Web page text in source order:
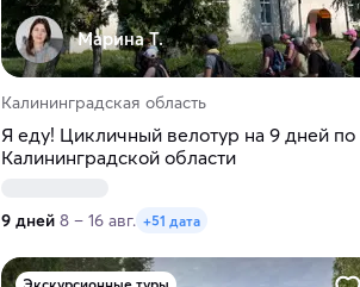
Марина Т.
Калининградская область
Я еду! Цикличный велотур на 9 дней по
Калининградской области
9 дней 8 – 16 авг. +51 дата